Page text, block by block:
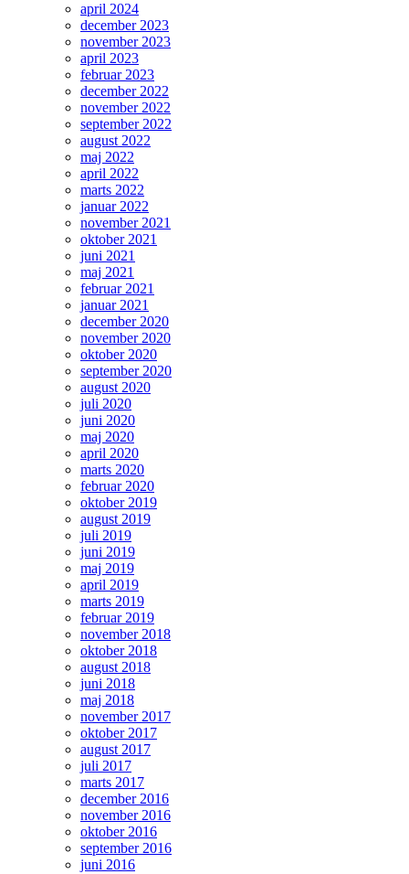
april 2024
december 2023
november 2023
april 2023
februar 2023
december 2022
november 2022
september 2022
august 2022
maj 2022
april 2022
marts 2022
januar 2022
november 2021
oktober 2021
juni 2021
maj 2021
februar 2021
januar 2021
december 2020
november 2020
oktober 2020
september 2020
august 2020
juli 2020
juni 2020
maj 2020
april 2020
marts 2020
februar 2020
oktober 2019
august 2019
juli 2019
juni 2019
maj 2019
april 2019
marts 2019
februar 2019
november 2018
oktober 2018
august 2018
juni 2018
maj 2018
november 2017
oktober 2017
august 2017
juli 2017
marts 2017
december 2016
november 2016
oktober 2016
september 2016
juni 2016